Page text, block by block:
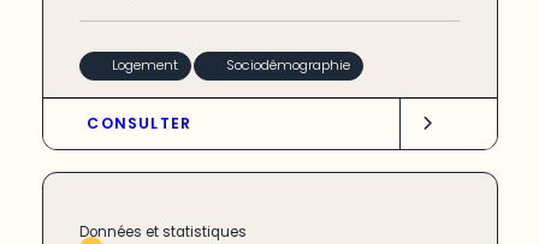
Logement Sociodémographie
CONSULTER
Données et statistiques